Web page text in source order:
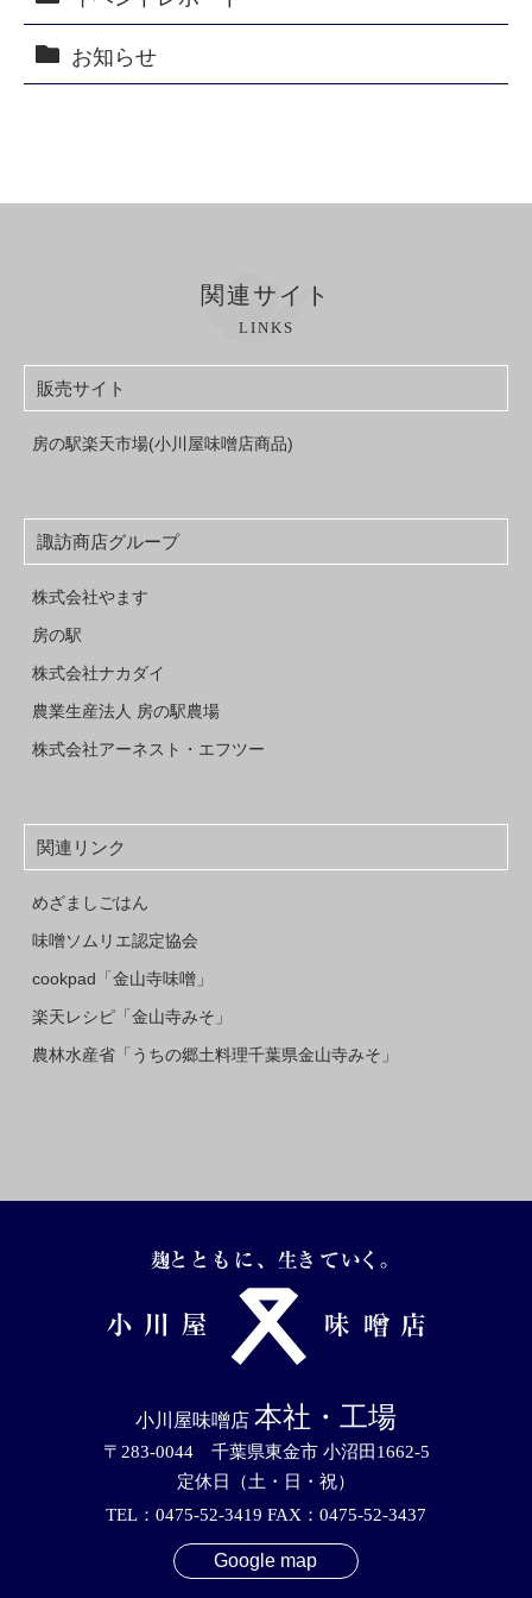
お知らせ
関連サイト
LINKS
販売サイト
房の駅楽天市場(小川屋味噌店商品)
諏訪商店グループ
株式会社やます
房の駅
株式会社ナカダイ
農業生産法人 房の駅農場
株式会社アーネスト・エフツー
関連リンク
めざましごはん
味噌ソムリエ認定協会
cookpad「金山寺味噌」
楽天レシピ「金山寺みそ」
農林水産省「うちの郷土料理千葉県金山寺みそ」
小川屋味噌店 本社・工場
〒283-0044 千葉県東金市 小沼田1662-5
定休日（土・日・祝）
TEL：0475-52-3419 FAX：0475-52-3437
Google map